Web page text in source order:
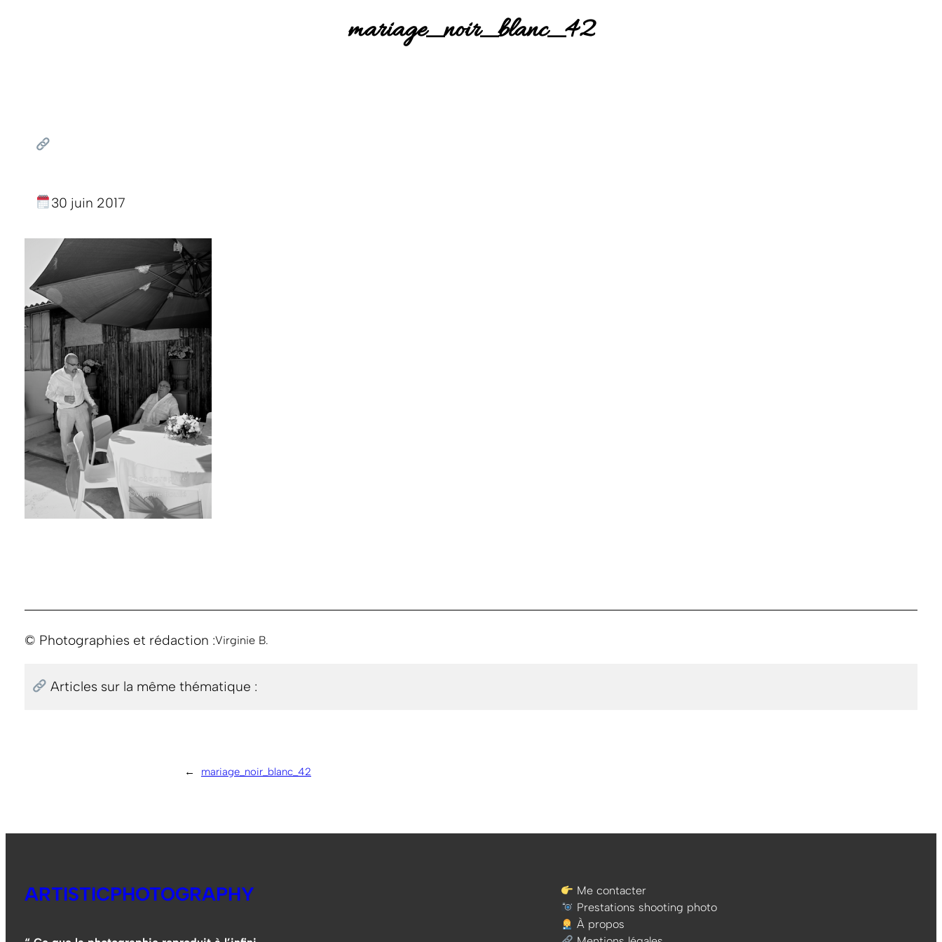
mariage_noir_blanc_42
30 juin 2017
© Photographies et rédaction :Virginie B.
Articles sur la même thématique :
← mariage_noir_blanc_42
ARTISTICPHOTOGRAPHY
Me contacter
Prestations shooting photo
À propos